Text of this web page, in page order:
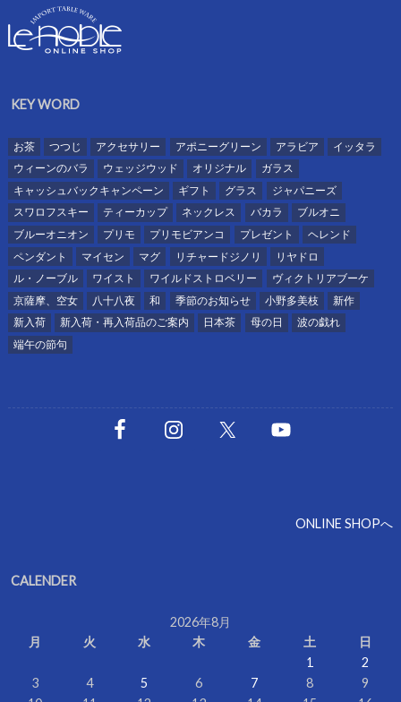
KEY WORD
お茶 つつじ アクセサリー アポニーグリーン アラビア
イッタラ
ウィーンのバラ
ウェッジウッド オリジナル
ガラス
キャッシュバックキャンペーン
ギフト グラス
ジャパニーズ
スワロフスキー
ティーカップ ネックレス バカラ
ブルオニ
ブルーオニオン
プリモ プリモビアンコ プレゼント
ヘレンド
ペンダント
マイセン マグ リチャードジノリ
リヤドロ
ル・ノーブル
ワイスト ワイルドストロベリー
ヴィクトリアブーケ
京薩摩、空女
八十八夜 和 季節のお知らせ 小野多美枝
新作
新入荷
新入荷・再入荷品のご案内 日本茶 母の日
波の戯れ
端午の節句
ONLINE SHOPへ
CALENDER
2026年8月
月
火 水 木 金 土
日
1
2
3
4 5 6 7 8
9